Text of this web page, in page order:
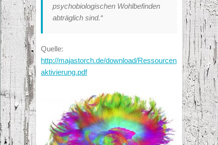
psychobiologischen Wohlbefinden
abträglich sind.“
Quelle:
http://majastorch.de/download/Ressourcen
aktivierung.pdf